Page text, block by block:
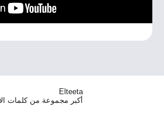
Elteeta
أكبر مجموعة من كلمات